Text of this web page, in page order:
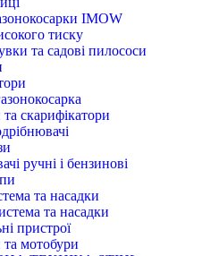
IMOW
тиску
та садові пилососи
скарифікатори
ручні і бензинові
та насадки
та насадки
пристрої
та мотобури